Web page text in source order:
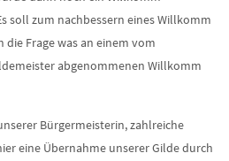
soll zum nachbessern eines Willkomm
Frage was an einem vom
abgenommenen Willkomm
Bürgermeisterin, zahlreiche
eine Übernahme unserer Gilde durch